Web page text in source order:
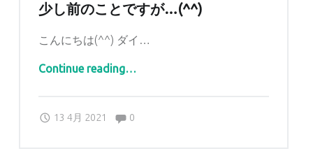
少し前のことですが…(^^)
こんにちは(^^) ダイ…
Continue reading“少し前のことですが…(^^)”
…
13 4月 2021
sankaku Comments:0